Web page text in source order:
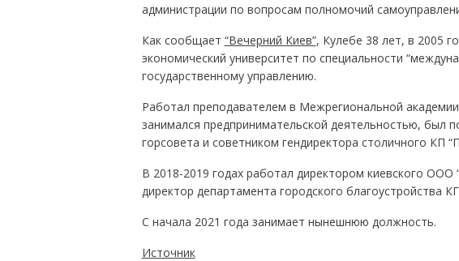
администрации по вопросам полномочий
Как сообщает “Вечерний Киев”, Кулебе 38 лет, в 2005
экономический университет по специальности
государственному управлению.
Работал преподавателем в Межрегиональной
занимался предпринимательской деятельностью, был
горсовета и советником гендиректора столичного КП
В 2018-2019 годах работал директором киевского ООО
директор департамента городского благоустройства
С начала 2021 года занимает нынешнюю должность.
Источник